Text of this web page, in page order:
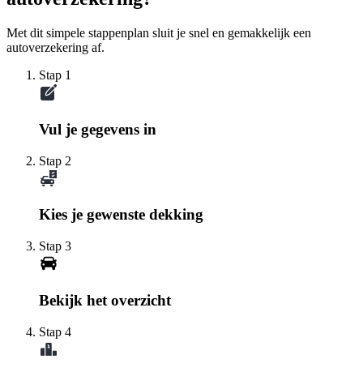
Met dit simpele stappenplan sluit je snel en gemakkelijk een
autoverzekering af.
Stap 1
Vul je gegevens in
Stap 2
Kies je gewenste dekking
Stap 3
Bekijk het overzicht
Stap 4